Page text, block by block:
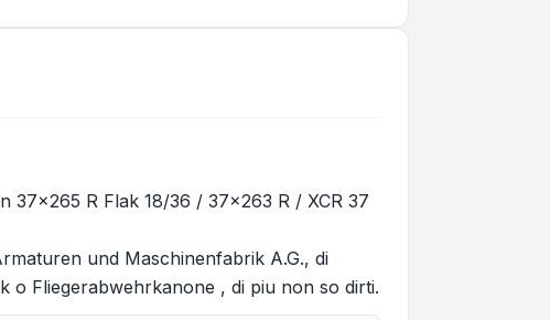
37x265 R Flak 18/36 / 37x263 R / XCR 37
und Maschinenfabrik A.G., di
o Fliegerabwehrkanone , di piu non so dirti.